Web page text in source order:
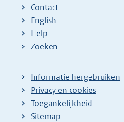
Contact
English
Help
Zoeken
Informatie hergebruiken
Privacy en cookies
Toegankelijkheid
Sitemap